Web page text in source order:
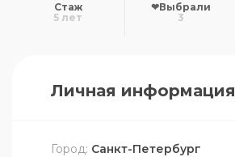
Стаж
5 лет
❤Выбрали
3
Личная информация
Город: Санкт-Петербург